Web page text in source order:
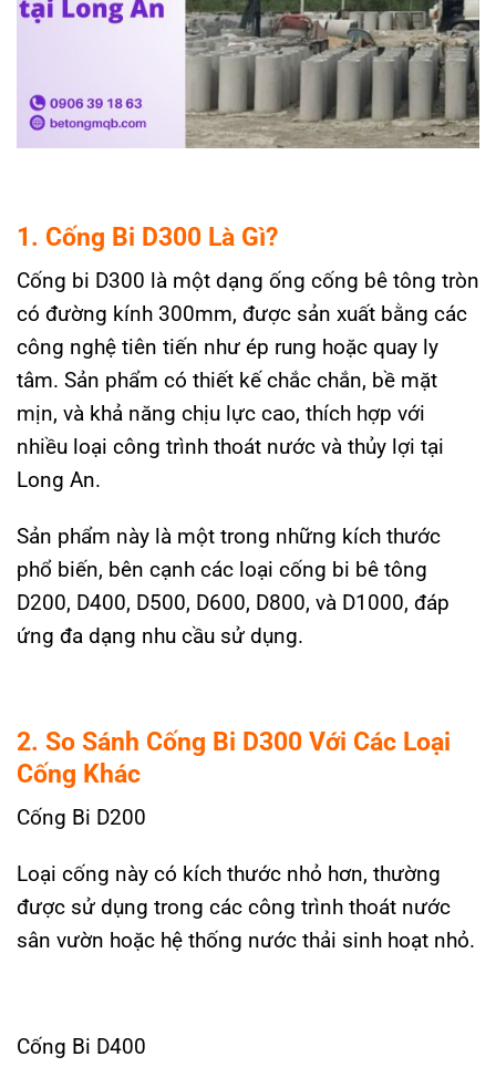
1. Cống Bi D300 Là Gì?
Cống bi D300 là một dạng ống cống bê tông tròn
có đường kính 300mm, được sản xuất bằng các
công nghệ tiên tiến như ép rung hoặc quay ly
tâm. Sản phẩm có thiết kế chắc chắn, bề mặt
mịn, và khả năng chịu lực cao, thích hợp với
nhiều loại công trình thoát nước và thủy lợi tại
Long An.
Sản phẩm này là một trong những kích thước
phổ biến, bên cạnh các loại cống bi bê tông
D200, D400, D500, D600, D800, và D1000, đáp
ứng đa dạng nhu cầu sử dụng.
2. So Sánh Cống Bi D300 Với Các Loại
Cống Khác
Cống Bi D200
Loại cống này có kích thước nhỏ hơn, thường
được sử dụng trong các công trình thoát nước
sân vườn hoặc hệ thống nước thải sinh hoạt nhỏ.
Cống Bi D400